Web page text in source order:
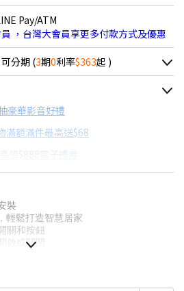
Pay/ATM
，台灣大會員享更多付款方式及優惠
分期 (3期0利率$363起 )
請以購物車顯示為主
每期金額
$97
配合銀行/業者
豪華影音好禮
滿額滿件最高送$68
領$888電子禮券
聯名卡滿額最高回饋25%
高回饋25%
→點我看達人教你買
裝
輕鬆打造智慧居家
關和按鈕
啟或關閉